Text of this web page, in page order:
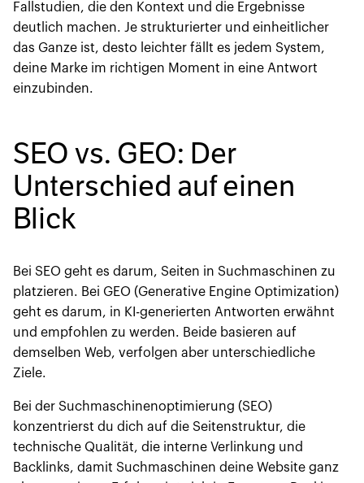
Fallstudien, die den Kontext und die Ergebnisse
deutlich machen. Je strukturierter und einheitlicher
das Ganze ist, desto leichter fällt es jedem System,
deine Marke im richtigen Moment in eine Antwort
einzubinden.
SEO vs. GEO: Der
Unterschied auf einen
Blick
Bei SEO geht es darum, Seiten in Suchmaschinen zu
platzieren. Bei GEO (Generative Engine Optimization)
geht es darum, in KI-generierten Antworten erwähnt
und empfohlen zu werden. Beide basieren auf
demselben Web, verfolgen aber unterschiedliche
Ziele.
Bei der Suchmaschinenoptimierung (SEO)
konzentrierst du dich auf die Seitenstruktur, die
technische Qualität, die interne Verlinkung und
Backlinks, damit Suchmaschinen deine Website ganz